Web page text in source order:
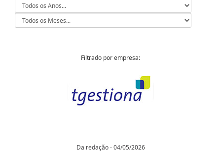
Filtrado por empresa:
Da redação - 04/05/2026